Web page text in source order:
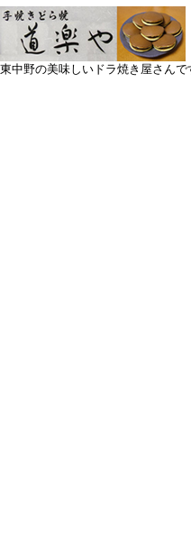
東中野の美味しいドラ焼き屋さんで